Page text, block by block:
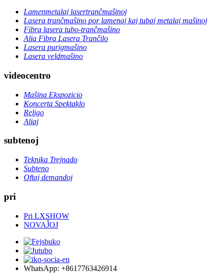
Lamenmetalaj lasertranĉmaŝinoj
Lasera tranĉmaŝino por lamenaj kaj tubaj metalaj maŝinoj
Fibra lasera tubo-tranĉmaŝino
Alia Fibra Lasera Tranĉilo
Lasera purigmaŝino
Lasera veldmaŝino
videocentro
Maŝina Ekspozicio
Koncerta Spektaklo
Religo
Aliaj
subtenoj
Teknika Trejnado
Subteno
Oftaj demandoj
pri
Pri LXSHOW
NOVAĴOJ
WhatsApp: +8617763426914